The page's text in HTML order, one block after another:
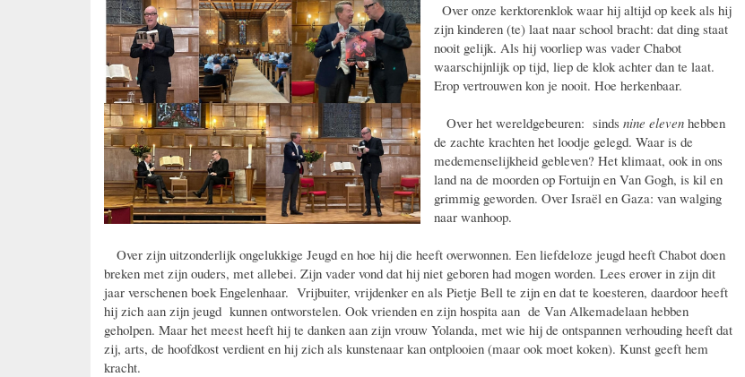
Over onze kerktorenklok waar hij altijd op keek als hij
zijn kinderen (te) laat naar school bracht: dat ding staat
nooit gelijk. Als hij voorliep was vader Chabot
waarschijnlijk op tijd, liep de klok achter dan te laat.
Erop vertrouwen kon je nooit. Hoe herkenbaar.
Over het wereldgebeuren: sinds nine elevenhebben
de zachte krachten het loodje gelegd. Waar is de
medemenselijkheid gebleven? Het klimaat, ook in ons
land na de moorden op Fortuijn en Van Gogh, is kil en
grimmig geworden. Over Israël en Gaza: van walging
naar wanhoop.
Over zijn uitzonderlijk ongelukkige Jeugd en hoe hij die heeft overwonnen. Een liefdeloze jeugd heeft Chabot doen
breken met zijn ouders, met allebei. Zijn vader vond dat hij niet geboren had mogen worden. Lees erover in zijn dit
jaar verschenen boek Engelenhaar. Vrijbuiter, vrijdenker en als Pietje Bell te zijn en dat te koesteren, daardoor heeft
hij zich aan zijn jeugd kunnen ontworstelen. Ook vrienden en zijn hospita aan de Van Alkemadelaan hebben
geholpen. Maar het meest heeft hij te danken aan zijn vrouw Yolanda, met wie hij de ontspannen verhouding heeft dat
zij, arts, de hoofdkost verdient en hij zich als kunstenaar kan ontplooien (maar ook moet koken). Kunst geeft hem
kracht.